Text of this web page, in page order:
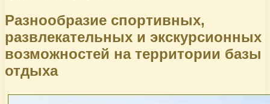
Разнообразие спортивных,
развлекательных и экскурсионных
возможностей на территории базы
отдыха